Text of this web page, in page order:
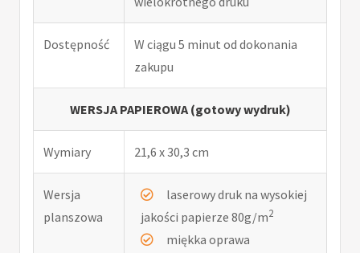
Dostępność
W ciągu 5 minut od dokonania
zakupu
WERSJA PAPIEROWA (gotowy wydruk)
Wymiary 21,6 x 30,3 cm
Wersja
planszowa
laserowy druk na wysokiej
jakości papierze 80g/m2
miękka oprawa